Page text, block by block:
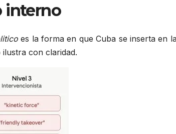
interno
es la forma en que Cuba se inserta en
con claridad.